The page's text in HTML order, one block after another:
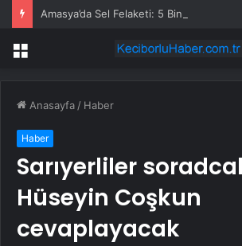
Amasya’da Sel Felaketi: 5 Bin Dekar
Menü
Anasayfa / Haber
Haber
Sarıyerliler
Hüseyin Coşkun
cevaplayacak